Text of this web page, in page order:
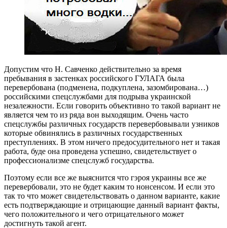
Допустим что Н. Савченко действительно за время
пребывания в застенках российского ГУЛАГА была
перевербована (подменена, подкуплена, зазомбирована…)
российскими спецслужбами для подрыва украинской
незалежности. Если говорить объективно то такой вариант не
является чем то из ряда вон выходящим. Очень часто
спецслужбы различных государств перевербовывали узников
которые обвинялись в различных государственных
преступлениях. В этом ничего предосудительного нет и такая
работа, буде она проведена успешно, свидетельствует о
профессионализме спецслужб государства.
Поэтому если все же выяснится что гэроя украины все же
перевербовали, это не будет каким то нонсенсом. И если это
так то что может свидетельствовать о данном варианте, какие
есть подтверждающие и отрицающие данный вариант факты,
чего положительного и чего отрицательного может
достигнуть такой агент.